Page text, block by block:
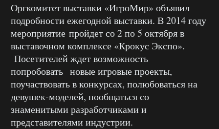
Оргкомитет выставки «ИгроМир» объявил
подробности ежегодной выставки. В 2014 году
мероприятие пройдет со 2 по 5 октября в
выставочном комплексе «Крокус Экспо».
Посетителей ждет возможность
попробовать новые игровые проекты,
поучаствовать в конкурсах, полюбоваться на
девушек-моделей, пообщаться со
знаменитыми разработчиками и
представителями индустрии.